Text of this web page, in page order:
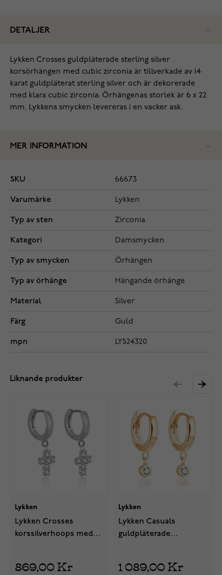
DETALJER
Lykken Crosses guldpläterade sterling silver
korsörhängen med cubic zirconia är tillverkade av 14
karat guldpläterat sterling silver och är dekorerade
med klara cubic zirconia. Örhängenas storlek är 6 x 22
mm. Lykkens smycken levereras i en vacker ask.
MER INFORMATION
SKU 66673
Varumärke Lykken
Typ av sten Zirconia
Kategori Damsmycken
Typ av smycken Örhängen
Typ av örhänge Hängande örhänge
Material Silver
Färg Guld
mpn LYS24320
Liknande produkter
Lykken
Lykken Crosses
korssilverhoops med
869,00 Kr
Lykken
Lykken Casuals
guldpläterade
1 089,00 Kr